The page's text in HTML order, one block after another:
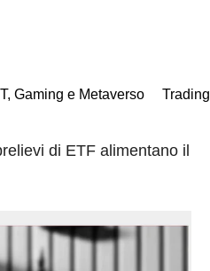
Gaming e Metaverso Trading
di ETF alimentano il